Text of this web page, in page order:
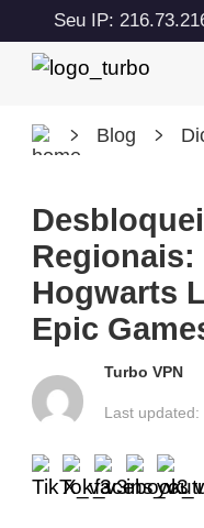
Seu IP:
Blog
Regionais:
Hogwarts
Epic
Turbo VPN
Last updated: